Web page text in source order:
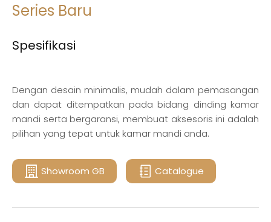
Series Baru
Spesifikasi
Dengan desain minimalis, mudah dalam pemasangan
dan dapat ditempatkan pada bidang dinding kamar
mandi serta bergaransi, membuat aksesoris ini adalah
pilihan yang tepat untuk kamar mandi anda.
Showroom GB Catalogue